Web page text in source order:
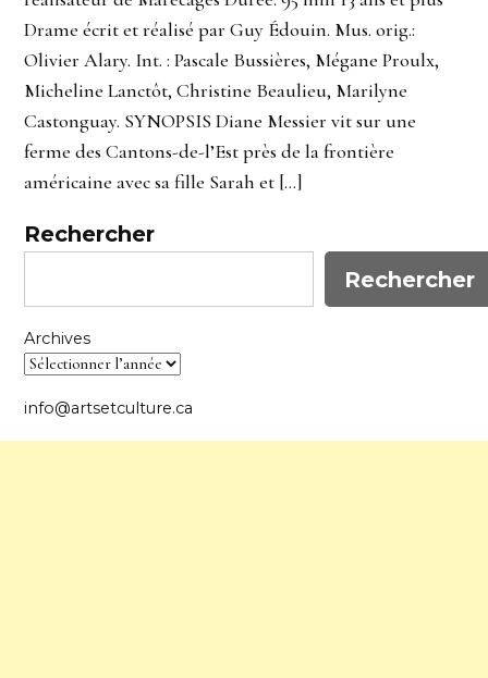
Drame écrit et réalisé par Guy Édouin. Mus. orig.:
Olivier Alary. Int. : Pascale Bussières, Mégane Proulx,
Micheline Lanctôt, Christine Beaulieu, Marilyne
Castonguay. SYNOPSIS Diane Messier vit sur une
ferme des Cantons-de-l’Est près de la frontière
américaine avec sa fille Sarah et […]
Rechercher
Rechercher
Archives
info@artsetculture.ca